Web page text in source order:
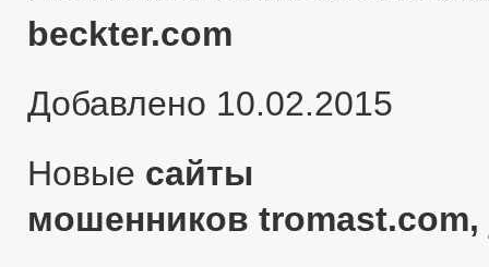
beckter.com
Добавлено 10.02.2015
Новые сайты
мошенников